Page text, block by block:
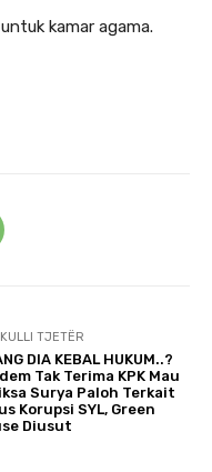
kamar agama.
TJETËR
DIA KEBAL HUKUM..?
Tak Terima KPK Mau
Surya Paloh Terkait
Korupsi SYL, Green
Diusut